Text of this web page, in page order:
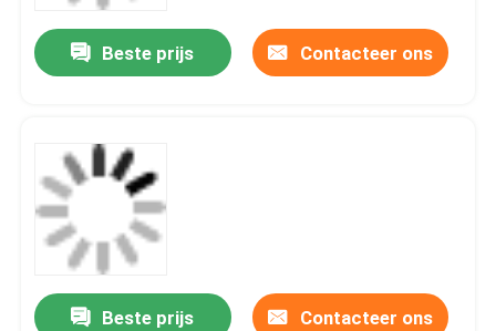
Beste prijs Contacteer ons
Beste prijs Contacteer ons